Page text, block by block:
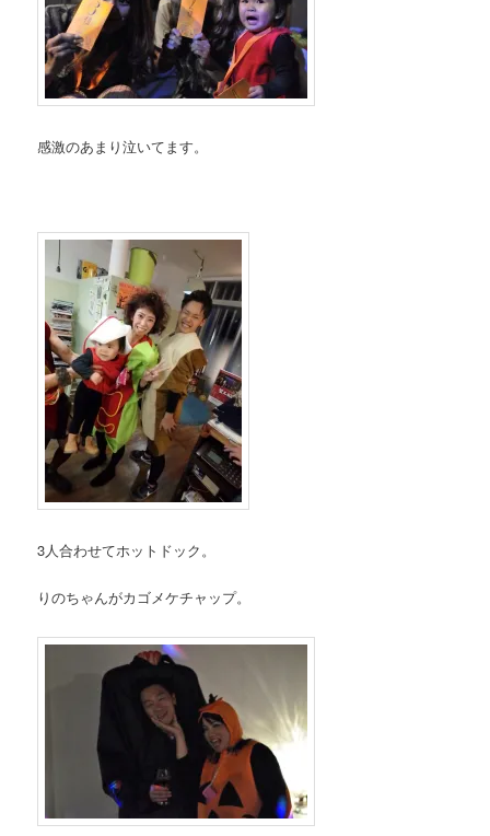
感激のあまり泣いてます。
3人合わせてホットドック。
りのちゃんがカゴメケチャップ。